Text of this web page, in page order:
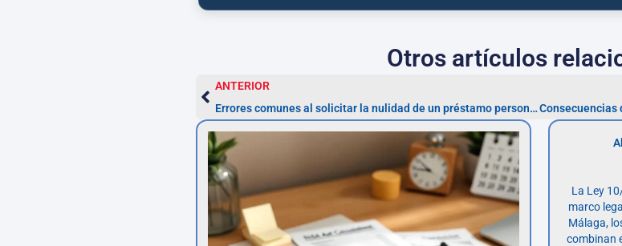
Otros artículos
ANTERIOR
Errores comunes al solicitar la nulidad de un préstamo personal usurario: evítalos
La Ley
marco
Málaga,
combinan